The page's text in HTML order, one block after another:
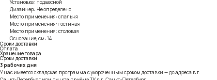
Установка: подвесной
Дизайнер: Не определено
Место применения: спальня
Место применения: гостиная
Место применения: столовая
Основание, см: 14
Сроки доставки
Оплата
Хранение товара
Сроки доставки
3 рабочих дня
У нас имеется складская программа с укороченным сроком доставки — до адреса в г.